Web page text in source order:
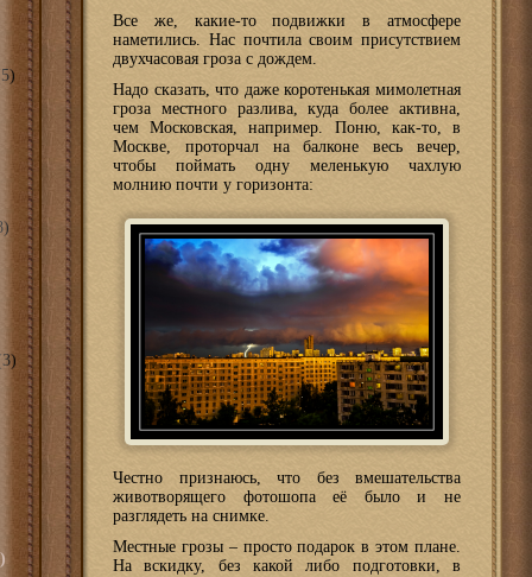
Все же, какие-то подвижки в атмосфере
наметились. Нас почтила своим присутствием
двухчасовая гроза с дождем.
Надо сказать, что даже коротенькая мимолетная
гроза местного разлива, куда более активна,
чем Московская, например. Поню, как-то, в
Москве, проторчал на балконе весь вечер,
чтобы поймать одну меленькую чахлую
молнию почти у горизонта:
Честно признаюсь, что без вмешательства
животворящего фотошопа её было и не
разглядеть на снимке.
Местные грозы – просто подарок в этом плане.
На вскидку, без какой либо подготовки, в